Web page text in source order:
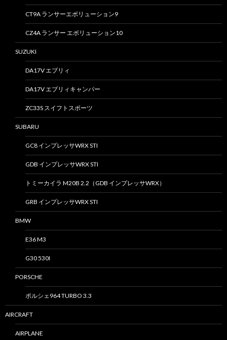
CT9A ランサーエボリューション9
CZ4A ランサー エボリューション10
SUZUKI
DA17V エブリィ
DA17V エブリィキャンパー
ZC33S スイフトスポーツ
SUBARU
GC8 インプレッサWRX STI
GDB インプレッサWRX STI
トミーカイラ M20B 2.2（GDB インプレッサWRX）
GRB インプレッサWRX STI
BMW
E36 M3
G30 530I
PORSCHE
ポルシェ964 TURBO 3.3
AIRCRAFT
AIRPLANE